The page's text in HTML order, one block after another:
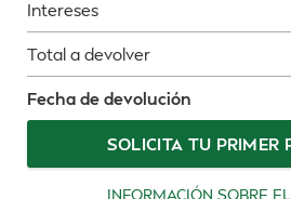
Intereses
Total a devolver
Fecha de devolución
SOLICITA TU PRIMER
INFORMACIÓN SOBRE